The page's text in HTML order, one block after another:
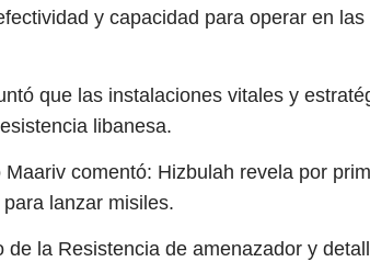
y capacidad para operar en las
que las instalaciones vitales y
libanesa.
comentó: Hizbulah revela por
lanzar misiles.
la Resistencia de amenazador y